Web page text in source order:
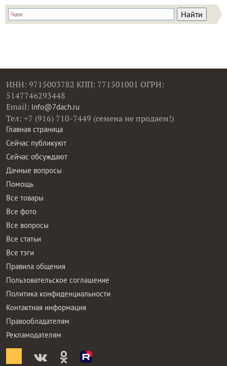
ИНН: 9715003782 КПП: 771501001 ОГРН:
5147746293448
Email: info@7dach.ru
Тел: +7 (916) 710-7449 (семена не продаем!)
Главная страница
Сейчас публикуют
Сейчас обсуждают
Дачные вопросы
Помощь
Все товары
Все фото
Все вопросы
Все статьи
Все тэги
Правила общения
Пользовательское соглашение
Политика конфиденциальности
Контактная информация
Правообладателям
Рекламодателям